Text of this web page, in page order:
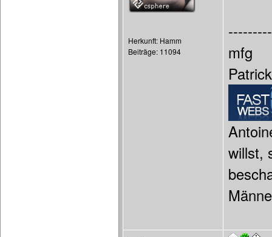
Herkunft: Hamm
Beiträge: 11094
mfg
willst,